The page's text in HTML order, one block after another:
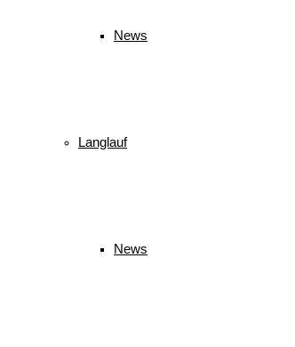
News
Langlauf
News